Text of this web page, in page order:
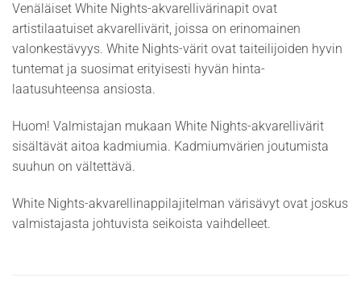
Venäläiset White Nights-akvarellivärinapit ovat
artistilaatuiset akvarellivärit, joissa on erinomainen
valonkestävyys. White Nights-värit ovat taiteilijoiden hyvin
tuntemat ja suosimat erityisesti hyvän hinta-
laatusuhteensa ansiosta.
Huom! Valmistajan mukaan White Nights-akvarellivärit
sisältävät aitoa kadmiumia. Kadmiumvärien joutumista
suuhun on vältettävä.
White Nights-akvarellinappilajitelman värisävyt ovat joskus
valmistajasta johtuvista seikoista vaihdelleet.